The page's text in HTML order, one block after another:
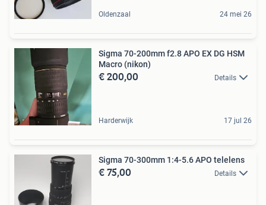
Oldenzaal 24 mei 26
Sigma 70-200mm f2.8 APO EX DG HSM
Macro (nikon)
€ 200,00 Details
Harderwijk 17 jul 26
Sigma 70-300mm 1:4-5.6 APO telelens
€ 75,00 Details